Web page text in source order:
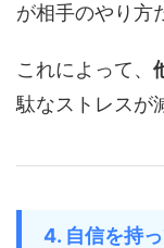
が相手のやり方
これによって、
駄なストレスが
4. 自信を持